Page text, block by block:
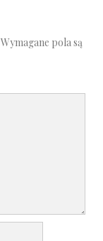
Wymagane pola są